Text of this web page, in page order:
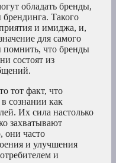
обладать бренды,
Такого
и имиджа, и,
для самого
что бренды
состоят из
тот факт, что
сознании как
Их сила настолько
захватывают
они часто
и улучшения
и